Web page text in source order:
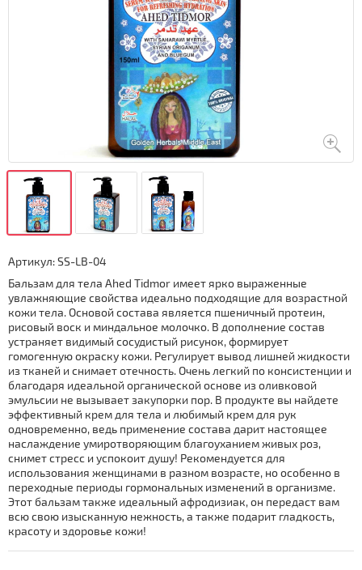
Артикул:SS-LB-04
Бальзам для тела Ahed Tidmor имеет ярко выраженные
увлажняющие свойства идеально подходящие для возрастной
кожи тела. Основой состава является пшеничный протеин,
рисовый воск и миндальное молочко. В дополнение состав
устраняет видимый сосудистый рисунок, формирует
гомогенную окраску кожи. Регулирует вывод лишней жидкости
из тканей и снимает отечность. Очень легкий по консистенции и
благодаря идеальной органической основе из оливковой
эмульсии не вызывает закупорки пор. В продукте вы найдете
эффективный крем для тела и любимый крем для рук
одновременно, ведь применение состава дарит настоящее
наслаждение умиротворяющим благоуханием живых роз,
снимет стресс и успокоит душу! Рекомендуется для
использования женщинами в разном возрасте, но особенно в
переходные периоды гормональных изменений в организме.
Этот бальзам также идеальный афродизиак, он передаст вам
всю свою изысканную нежность, а также подарит гладкость,
красоту и здоровье кожи!